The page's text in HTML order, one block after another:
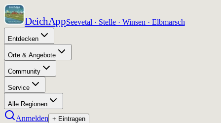
DeichAppSeevetal · Stelle · Winsen · Elbmarsch
Entdecken
Orte & Angebote
Community
Service
Alle Regionen
Anmelden + Eintragen